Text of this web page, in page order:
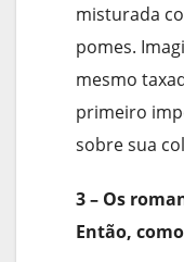
misturada
pomes.
mesmo
primeiro
sobre sua
3 – Os
Então,